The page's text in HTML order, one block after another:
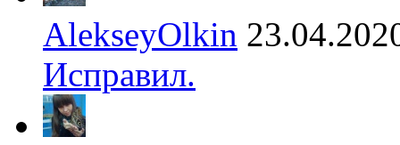
AlekseyOlkin
Исправил.